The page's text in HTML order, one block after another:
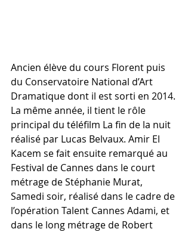
Ancien élève du cours Florent puis
du Conservatoire National d’Art
Dramatique dont il est sorti en 2014.
La même année, il tient le rôle
principal du téléfilm La fin de la nuit
réalisé par Lucas Belvaux. Amir El
Kacem se fait ensuite remarqué au
Festival de Cannes dans le court
métrage de Stéphanie Murat,
Samedi soir, réalisé dans le cadre de
l’opération Talent Cannes Adami, et
dans le long métrage de Robert